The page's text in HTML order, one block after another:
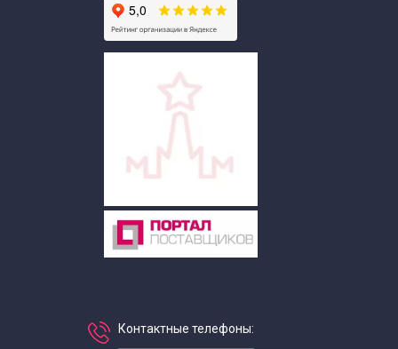
Автобусные экскурсии от кремля по Москве
Автобусные экскурсии по Москве от Манежной
площади
Вечерние экскурсии по Москве с метро Динамо
Экскурсии по Москве на автобусе от Поклонной горы
Контактные телефоны: